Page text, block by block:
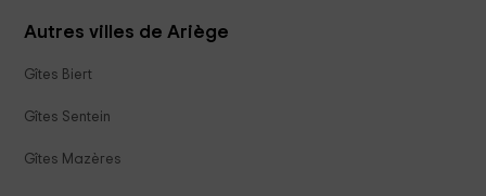
Autres villes de Ariège
Gîtes Biert
Gîtes Sentein
Gîtes Mazères